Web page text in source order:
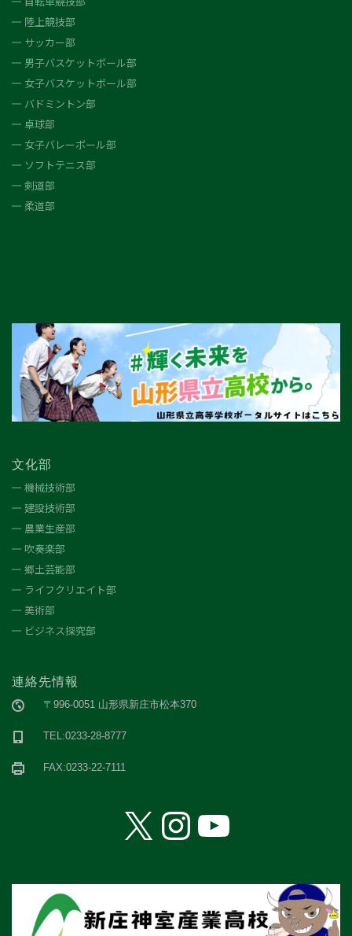
陸上競技部
サッカー部
男子バスケットボール部
女子バスケットボール部
バドミントン部
卓球部
女子バレーボール部
ソフトテニス部
剣道部
柔道部
文化部
機械技術部
建設技術部
農業生産部
吹奏楽部
郷土芸能部
ライフクリエイト部
美術部
ビジネス探究部
連絡先情報
〒996-0051 山形県新庄市松本370
TEL:0233-28-8777
FAX:0233-22-7111
X Instagram
YouTube